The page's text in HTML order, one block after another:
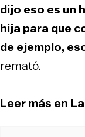
dijo eso es un
hija para que
de ejemplo,
remató.
Leer más en